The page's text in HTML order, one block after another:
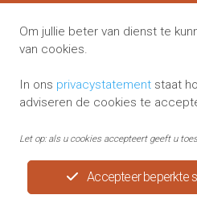
Tip of
Accepteer beperkte
Om jullie beter van dienst te
van cookies.
In ons privacystatement staat
adviseren de cookies te
Let op: als u cookies accepteert geeft u